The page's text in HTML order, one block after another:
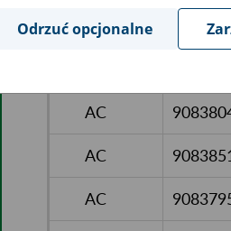
AC
AC
AC
AC
Odrzuć opcjonalne